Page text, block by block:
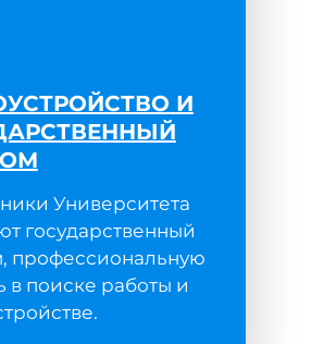
И
Университета
государственный
профессиональную
в поиске работы и